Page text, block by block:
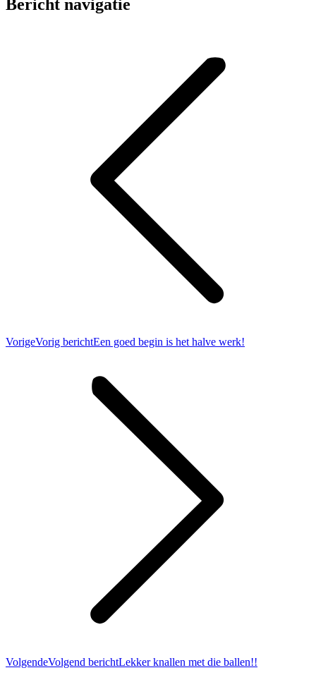
Bericht navigatie
VorigeVorig berichtEen goed begin is het halve werk!
VolgendeVolgend berichtLekker knallen met die ballen!!